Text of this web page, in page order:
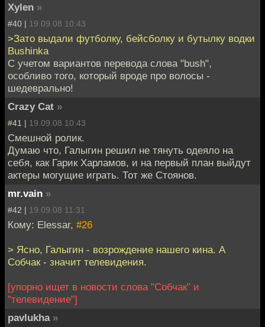
Xylen »
#40 | 19.09.08 10:43
>Зато выдали футболку, бейсболку и бутылку водки
Bushinka
C учетом вариантов перевода слова "bush",
особливо того, который вроде про волосы -
шедеврально!
Crazy Cat »
#41 | 19.09.08 10:43
Смешной ролик.
Думаю что, Галыгин решил не тянуть одеяло на
себя, как Гарик Харламов, и на первый план выйдут
актеры могущие играть. Тот же Стоянов.
mr.vain »
#42 | 19.09.08 11:31
Кому: Elessar, #26
> Ясно, Галыгин - возрождение нашего кина. А
Собчак - значит телевидения.
[упорно ищет в новости слова "Собчак" и
"телевидение"]
pavlukha »